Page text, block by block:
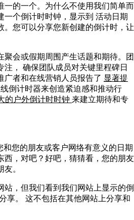
一的一个。为什么不使用我们简单而
一个倒计时时钟，显示到 活动日期
。您可以分享您新创建的倒计时，让
聚会或假期周围产生话题和期待。团
注， 确保团队成员对关键里程碑日
广者和在线营销人员报告了 显著提
倒计时器来创造紧迫感和推动行
的户外倒计时时钟 来建立期待和专
您的朋友或客户网络有意义的日期
西，对吧？好吧，猜猜看，您的朋友
。
站，但我们看到我们网站上显示的倒
享。 这不包括在其他网站上分享和